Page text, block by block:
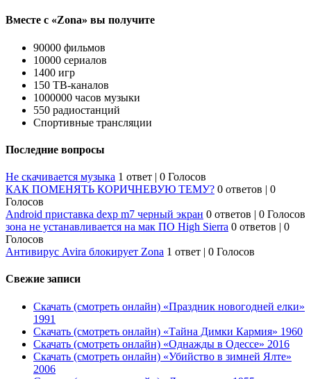
Вместе с «Zona» вы получите
90000 фильмов
10000 сериалов
1400 игр
150 ТВ-каналов
1000000 часов музыки
550 радиостанций
Спортивные трансляции
Последние вопросы
Не скачивается музыка 1 ответ | 0 Голосов
КАК ПОМЕНЯТЬ КОРИЧНЕВУЮ ТЕМУ? 0 ответов | 0
Голосов
Android приставка dexp m7 черный экран 0 ответов | 0 Голосов
зона не устанавливается на мак ПО High Sierra 0 ответов | 0
Голосов
Антивирус Avira блокирует Zona 1 ответ | 0 Голосов
Свежие записи
Скачать (смотреть онлайн) «Праздник новогодней елки»
1991
Скачать (смотреть онлайн) «Тайна Димки Кармия» 1960
Скачать (смотреть онлайн) «Однажды в Одессе» 2016
Скачать (смотреть онлайн) «Убийство в зимней Ялте»
2006